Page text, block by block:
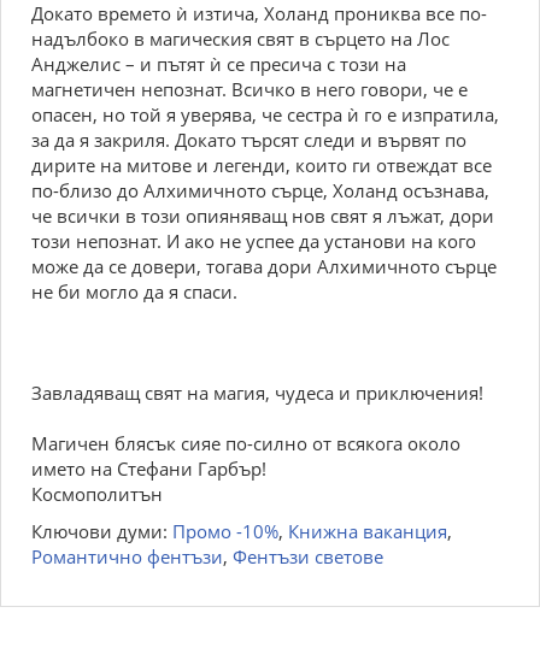
Докато времето ѝ изтича, Холанд прониква все по-
надълбоко в магическия свят в сърцето на Лос
Анджелис – и пътят ѝ се пресича с този на
магнетичен непознат. Всичко в него говори, че е
опасен, но той я уверява, че сестра ѝ го е изпратила,
за да я закриля. Докато търсят следи и вървят по
дирите на митове и легенди, които ги отвеждат все
по-близо до Алхимичното сърце, Холанд осъзнава,
че всички в този опияняващ нов свят я лъжат, дори
този непознат. И ако не успее да установи на кого
може да се довери, тогава дори Алхимичното сърце
не би могло да я спаси.
Завладяващ свят на магия, чудеса и приключения!
Магичен блясък сияе по-силно от всякога около
името на Стефани Гарбър!
Космополитън
Ключови думи: Промо -10%, Книжна ваканция,
Романтично фентъзи, Фентъзи светове